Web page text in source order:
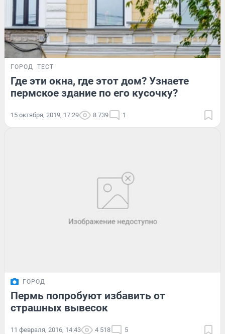
ГОРОД ТЕСТ
Где эти окна, где этот дом? Узнаете
пермское здание по его кусочку?
15 октября, 2019, 17:29 8 739 1
ГОРОД
Пермь попробуют избавить от
страшных вывесок
11 февраля, 2016, 14:43 4 518 5